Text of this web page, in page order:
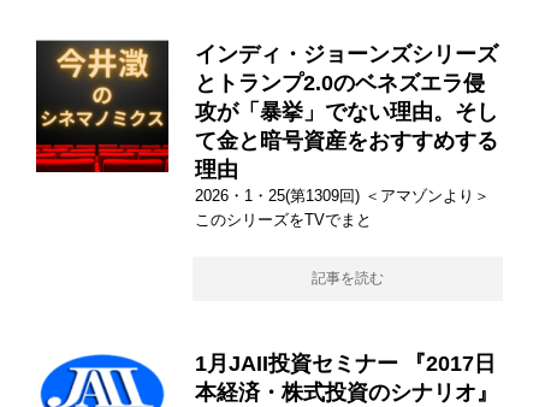
インディ・ジョーンズシリーズ
とトランプ2.0のベネズエラ侵
攻が「暴挙」でない理由。そし
て金と暗号資産をおすすめする
理由
2026・1・25(第1309回) ＜アマゾンより＞
このシリーズをTVでまと
記事を読む
1月JAII投資セミナー 『2017日
本経済・株式投資のシナリオ』